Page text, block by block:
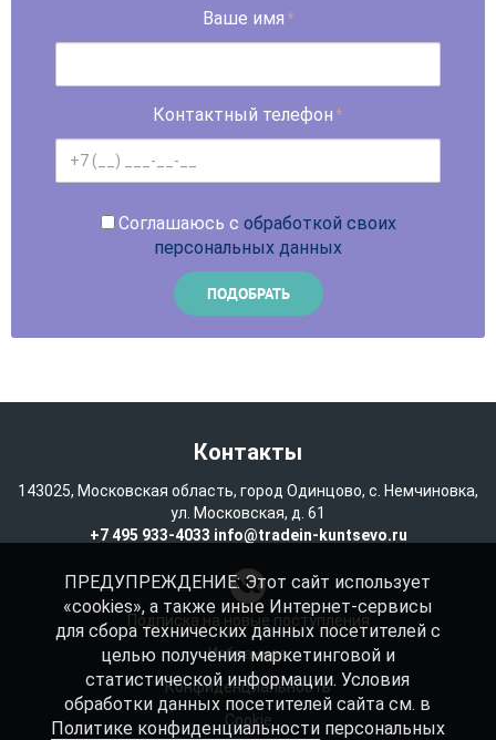
Ваше имя *
Контактный телефон *
Соглашаюсь с обработкой своих
персональных данных
Контакты
143025, Московская область, город Одинцово, с. Немчиновка,
ул. Московская, д. 61
+7 495 933-4033 info@tradein-kuntsevo.ru
Подписка на новые поступления
Избранное
Конфиденциальность
Cookie
ПРЕДУПРЕЖДЕНИЕ: Этот сайт использует
«cookies», а также иные Интернет-сервисы
для сбора технических данных посетителей с
целью получения маркетинговой и
статистической информации. Условия
обработки данных посетителей сайта см. в
Политике конфиденциальностиперсональных